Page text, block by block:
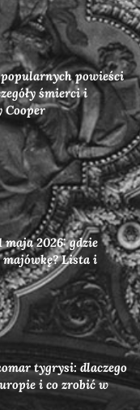
powieści
śmierci i
Cooper
2026: gdzie
Lista i
tygrysi: dlaczego
i co zrobić w